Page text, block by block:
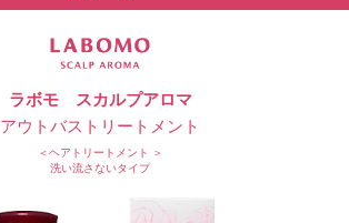
ラボモ スカルプアロマ
アウトバストリートメント
＜ヘアトリートメント ＞
洗い流さないタイプ